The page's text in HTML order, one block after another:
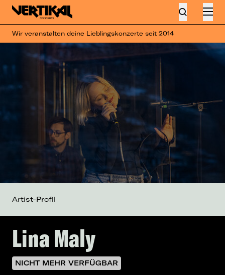
Wir veranstalten deine Lieblingskonzerte seit 2014
Lina Maly
NICHT MEHR VERFÜGBAR
Artist-Profil